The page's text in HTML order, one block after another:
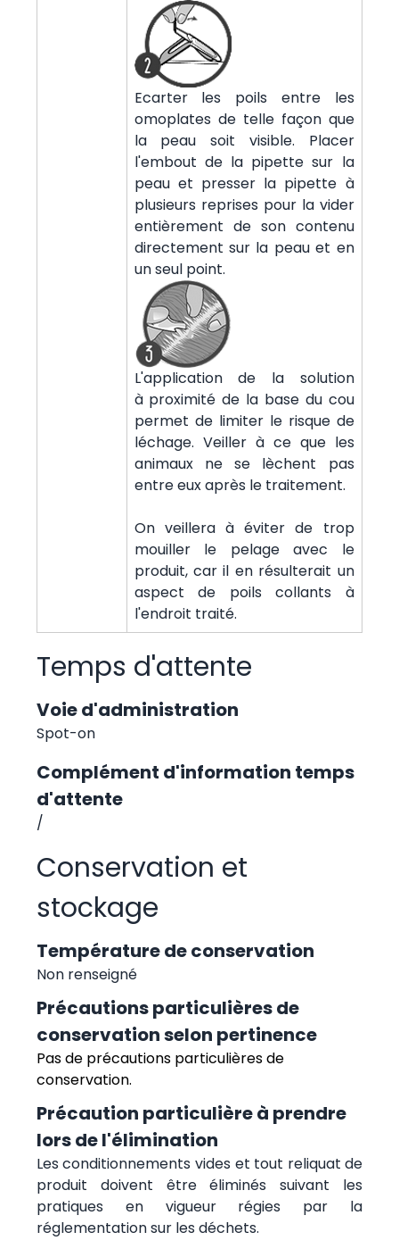
Ecarter les poils entre les
omoplates de telle façon que
la peau soit visible. Placer
l'embout de la pipette sur la
peau et presser la pipette à
plusieurs reprises pour la vider
entièrement de son contenu
directement sur la peau et en
un seul point.
L'application de la solution
à proximité de la base du cou
permet de limiter le risque de
léchage. Veiller à ce que les
animaux ne se lèchent pas
entre eux après le traitement.
On veillera à éviter de trop
mouiller le pelage avec le
produit, car il en résulterait un
aspect de poils collants à
l'endroit traité.
Temps d'attente
Voie d'administration
Spot-on
Complément d'information temps
d'attente
/
Conservation et
stockage
Température de conservation
Non renseigné
Précautions particulières de
conservation selon pertinence
Pas de précautions particulières de
conservation.
Précaution particulière à prendre
lors de l'élimination
Les conditionnements vides et tout reliquat de
produit doivent être éliminés suivant les
pratiques en vigueur régies par la
réglementation sur les déchets.